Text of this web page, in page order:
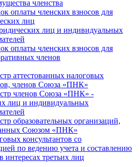
членства
оплаты членских взносов для
лиц
лиц и индивидуальных
оплаты членских взносов для
членов
аттестованных налоговых
членов Союза «ПНК»
членов Союза «ПНК» -
лиц и индивидуальных
образовательных организаций,
Союзом «ПНК»
консультантов со
по ведению учета и составлению
интересах третьих лиц